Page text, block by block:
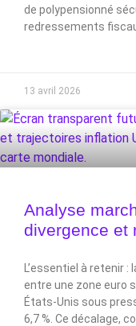
de polypensionné
redressements
13 avril 2026
Analyse
divergence et
L’essentiel à retenir
entre une zone euro
États-Unis sous
6,7 %. Ce décalage,